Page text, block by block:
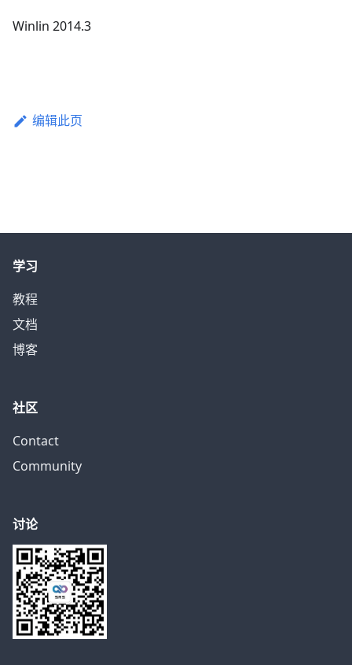
Winlin 2014.3
编辑此页
学习
教程
文档
博客
社区
Contact
Community
讨论